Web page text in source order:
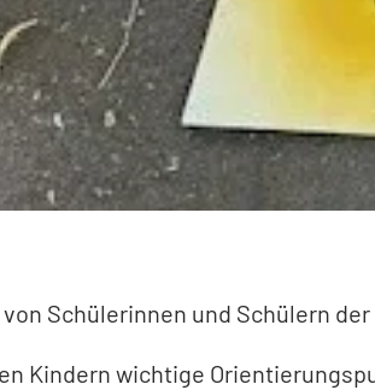
Schülerinnen und Schülern
Kindern wichtige